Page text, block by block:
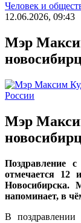
Человек и
12.06.2026, 09:43
Мэр
Мэр
Поздравление
отмечается 12
Новосибирска.
напоминает, в
В